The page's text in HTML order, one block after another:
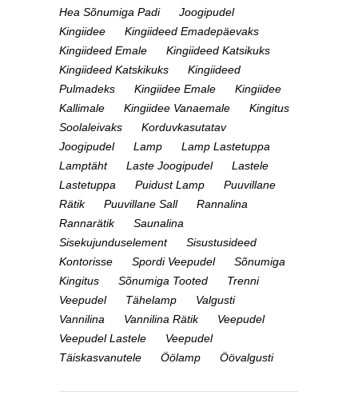
Hea Sõnumiga Padi
Joogipudel
Kingiidee
Kingiideed Emadepäevaks
Kingiideed Emale
Kingiideed Katsikuks
Kingiideed Katskikuks
Kingiideed
Pulmadeks
Kingiidee Emale
Kingiidee
Kallimale
Kingiidee Vanaemale
Kingitus
Soolaleivaks
Korduvkasutatav
Joogipudel
Lamp
Lamp Lastetuppa
Lamptäht
Laste Joogipudel
Lastele
Lastetuppa
Puidust Lamp
Puuvillane
Rätik
Puuvillane Sall
Rannalina
Rannarätik
Saunalina
Sisekujunduselement
Sisustusideed
Kontorisse
Spordi Veepudel
Sõnumiga
Kingitus
Sõnumiga Tooted
Trenni
Veepudel
Tähelamp
Valgusti
Vannilina
Vannilina Rätik
Veepudel
Veepudel Lastele
Veepudel
Täiskasvanutele
Öölamp Öövalgusti